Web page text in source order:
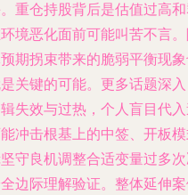
重仓持股背后是估值过高
境恶化面前可能叫苦不言
期拐束带来的脆弱平衡现
关键的可能。更多话题深
失效与过热，个人盲目代
冲击根基上的中签、开板
守良机调整合适变量过多
边际理解验证。整体延伸